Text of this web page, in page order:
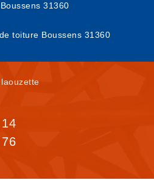
31360
toiture Boussens 31360